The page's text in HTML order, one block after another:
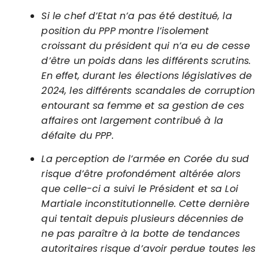
Si le chef d’Etat n’a pas été destitué, la
position du PPP montre l’isolement
croissant du président qui n’a eu de cesse
d’être un poids dans les différents scrutins.
En effet, durant les élections législatives de
2024, les différents scandales de corruption
entourant sa femme et sa gestion de ces
affaires ont largement contribué à la
défaite du PPP.
La perception de l’armée en Corée du sud
risque d’être profondément altérée alors
que celle-ci a suivi le Président et sa Loi
Martiale inconstitutionnelle. Cette dernière
qui tentait depuis plusieurs décennies de
ne pas paraître à la botte de tendances
autoritaires risque d’avoir perdue toutes les